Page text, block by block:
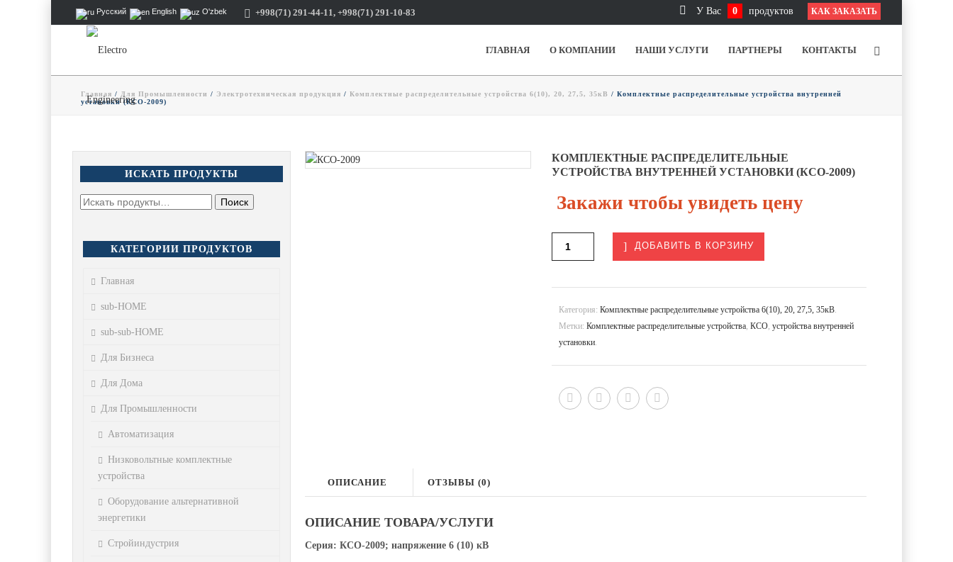
Русский English O'zbek +998(71) 291-44-11, +998(71) 291-10-83 У Вас 0 продуктов КАК ЗАКАЗАТЬ
ГЛАВНАЯ О КОМПАНИИ НАШИ УСЛУГИ ПАРТНЕРЫ КОНТАКТЫ
Главная / Для Промышленности / Электротехническая продукция / Комплектные распределительные устройства 6(10), 20, 27,5, 35кВ / Комплектные распределительные устройства внутренней
установки (КСО-2009)
КОМПЛЕКТНЫЕ РАСПРЕДЕЛИТЕЛЬНЫЕ
УСТРОЙСТВА ВНУТРЕННЕЙ УСТАНОВКИ (КСО-2009)
Закажи чтобы увидеть цену
ДОБАВИТЬ В КОРЗИНУ
Категория:Комплектные распределительные устройства 6(10), 20, 27,5, 35кВ.
Метки:Комплектные распределительные устройства,КСО,устройства внутренней
установки.
ОПИСАНИЕ ОТЗЫВЫ (0)
ОПИСАНИЕ ТОВАРА/УСЛУГИ
Серия: КСО-2009; напряжение 6 (10) кВ
ИСКАТЬ ПРОДУКТЫ
КАТЕГОРИИ ПРОДУКТОВ
Главная
sub-HOME
sub-sub-HOME
Для Бизнеса
Для Дома
Для Промышленности
Автоматизация
Низковольтные комплектные
устройства
Оборудование альтернативной
энергетики
Стройиндустрия